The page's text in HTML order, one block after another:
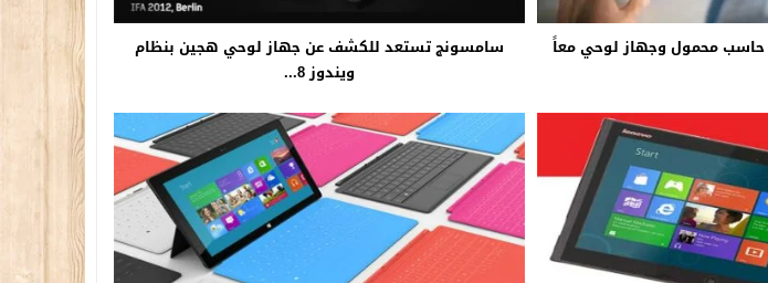
سامسونج تستعد للكشف عن جهاز لوحي هجين بنظام
ويندوز 8...